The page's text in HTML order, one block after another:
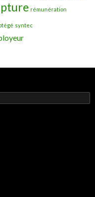
rémunération
syntec